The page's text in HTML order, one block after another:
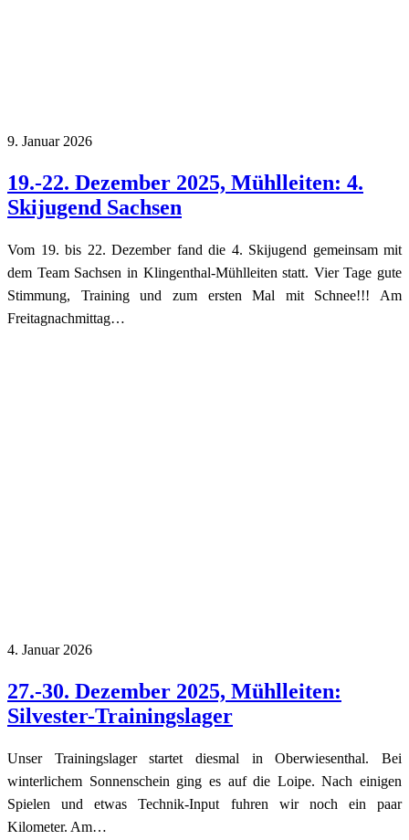
9. Januar 2026
19.-22. Dezember 2025, Mühlleiten: 4.
Skijugend Sachsen
Vom 19. bis 22. Dezember fand die 4. Skijugend gemeinsam mit
dem Team Sachsen in Klingenthal-Mühlleiten statt. Vier Tage gute
Stimmung, Training und zum ersten Mal mit Schnee!!! Am
Freitagnachmittag…
4. Januar 2026
27.-30. Dezember 2025, Mühlleiten:
Silvester-Trainingslager
Unser Trainingslager startet diesmal in Oberwiesenthal. Bei
winterlichem Sonnenschein ging es auf die Loipe. Nach einigen
Spielen und etwas Technik-Input fuhren wir noch ein paar
Kilometer. Am…